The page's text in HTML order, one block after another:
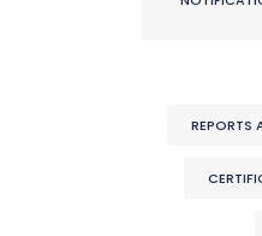
REPORTS